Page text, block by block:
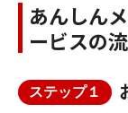
あんしん
ービスの
ステップ１